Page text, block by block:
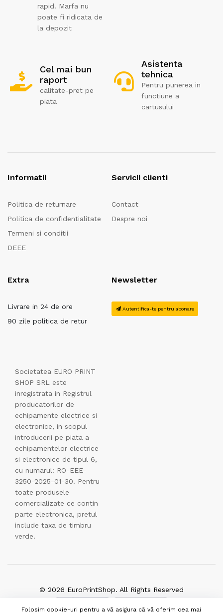
rapid. Marfa nu
poate fi ridicata de
la depozit
Cel mai bun
raport
calitate-pret pe
piata
Asistenta
tehnica
Pentru punerea in
functiune a
cartusului
Informatii
Politica de returnare
Politica de confidentialitate
Termeni si conditii
DEEE
Servicii clienti
Contact
Despre noi
Extra
Livrare in 24 de ore
90 zile politica de retur
Newsletter
Autentifica-te pentru abonare
Societatea EURO PRINT
SHOP SRL este
inregistrata in Registrul
producatorilor de
echipamente electrice si
electronice, in scopul
introducerii pe piata a
echipamentelor electrice
si electronice de tipul 6,
cu numarul: RO-EEE-
3250-2025-01-30. Pentru
toate produsele
comercializate ce contin
parte electronica, pretul
include taxa de timbru
verde.
© 2026 EuroPrintShop. All Rights Reserved
Folosim cookie-uri pentru a vă asigura că vă oferim cea mai